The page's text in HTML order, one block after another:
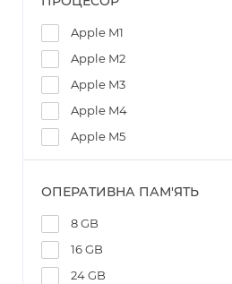
Apple M1
Apple M2
Apple M3
Apple M4
Apple M5
ОПЕРАТИВНА ПАМ'ЯТЬ
8 GB
16 GB
24 GB